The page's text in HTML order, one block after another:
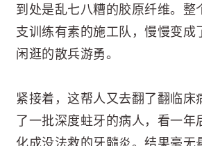
到处是乱七八糟的胶原纤维。整
支训练有素的施工队，慢慢变成
闲逛的散兵游勇。
紧接着，这帮人又去翻了翻临床
了一批深度蛀牙的病人，看一年